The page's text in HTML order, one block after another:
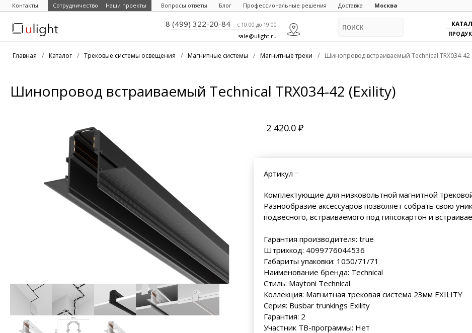
Контакты Сотрудничество Наши проекты Вопросы ответы Блог Профессиональные решения Доставка Москва
8 (499) 322-20-84 c 10:00 до 19:00
sale@ulight.ru
Главная / Каталог / Трековые системы освещения / Магнитные системы / Магнитные треки / Шинопровод встраиваемый Technical TRX034-42
Шинопровод встраиваемый Technical TRX034-42 (Exility)
2 420.0 ₽
Артикул
Комплектующие для низковольтной магнитной
Разнообразие аксессуаров позволяет собрать свою
подвесного, встраиваемого под гипсокартон и
Гарантия производителя: true
Штрихкод: 4099776044536
Габариты упаковки: 1050/71/71
Наименование бренда: Technical
Стиль: Maytoni Technical
Коллекция: Магнитная трековая система 23мм EXILITY
Серия: Busbar trunkings Exility
Гарантия: 2
Участник ТВ-программы: Нет